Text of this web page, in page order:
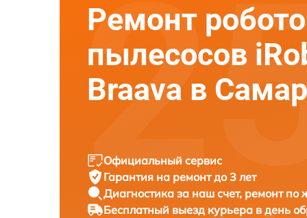
Ремонт
пылесосов
Braava в
Официальный сервис
Гарантия на ремонт до 3 лет
Диагностика за наш счет, ремонт
Бесплатный выезд курьера в день